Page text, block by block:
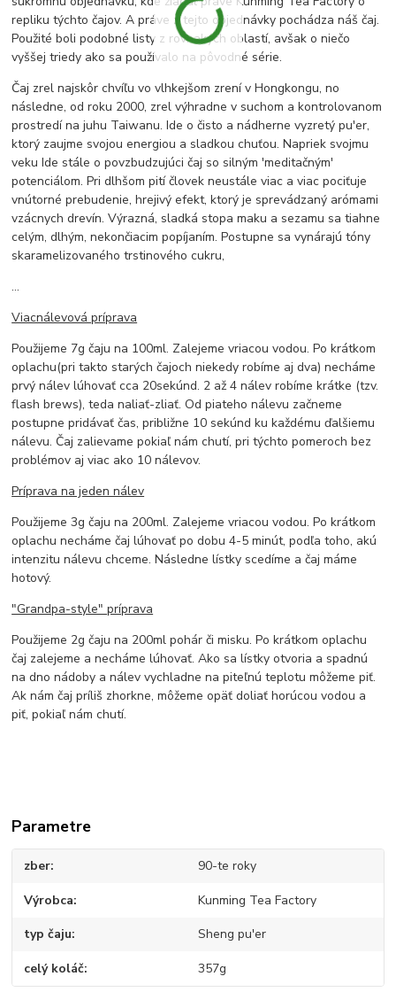
repliku týchto čajov. A práve z tejto objednávky pochádza náš čaj.
Použité boli podobné listy z rovnakých oblastí, avšak o niečo
vyššej triedy ako sa používalo na pôvodné série.
Čaj zrel najskôr chvíľu vo vlhkejšom zrení v Hongkongu, no
následne, od roku 2000, zrel výhradne v suchom a kontrolovanom
prostredí na juhu Taiwanu. Ide o čisto a nádherne vyzretý pu'er,
ktorý zaujme svojou energiou a sladkou chuťou. Napriek svojmu
veku Ide stále o povzbudzujúci čaj so silným 'meditačným'
potenciálom. Pri dlhšom pití človek neustále viac a viac pociťuje
vnútorné prebudenie, hrejivý efekt, ktorý je sprevádzaný arómami
vzácnych drevín. Výrazná, sladká stopa maku a sezamu sa tiahne
celým, dlhým, nekončiacim popíjaním. Postupne sa vynárajú tóny
skaramelizovaného trstinového cukru,
...
Viacnálevová príprava
Použijeme 7g čaju na 100ml. Zalejeme vriacou vodou. Po krátkom
oplachu(pri takto starých čajoch niekedy robíme aj dva) necháme
prvý nálev lúhovať cca 20sekúnd. 2 až 4 nálev robíme krátke (tzv.
flash brews), teda naliať-zliať. Od piateho nálevu začneme
postupne pridávať čas, približne 10 sekúnd ku každému ďalšiemu
nálevu. Čaj zalievame pokiaľ nám chutí, pri týchto pomeroch bez
problémov aj viac ako 10 nálevov.
Príprava na jeden nálev
Použijeme 3g čaju na 200ml. Zalejeme vriacou vodou. Po krátkom
oplachu necháme čaj lúhovať po dobu 4-5 minút, podľa toho, akú
intenzitu nálevu chceme. Následne lístky scedíme a čaj máme
hotový.
"Grandpa-style" príprava
Použijeme 2g čaju na 200ml pohár či misku. Po krátkom oplachu
čaj zalejeme a necháme lúhovať. Ako sa lístky otvoria a spadnú
na dno nádoby a nálev vychladne na piteľnú teplotu môžeme piť.
Ak nám čaj príliš zhorkne, môžeme opäť doliať horúcou vodou a
piť, pokiaľ nám chutí.
Parametre
zber 90-te roky
Výrobca Kunming Tea Factory
typ čaju Sheng pu'er
celý koláč 357g